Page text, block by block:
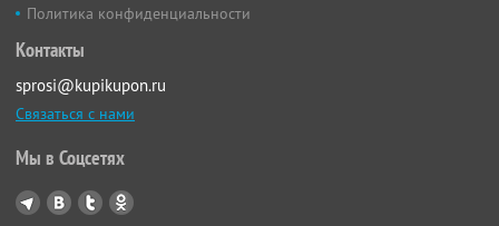
Политика конфиденциальности
Контакты
sprosi@kupikupon.ru
Связаться с нами
Мы в Соцсетях